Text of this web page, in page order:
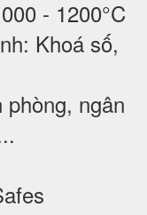
- 1200°C
Khoá số,
ngân